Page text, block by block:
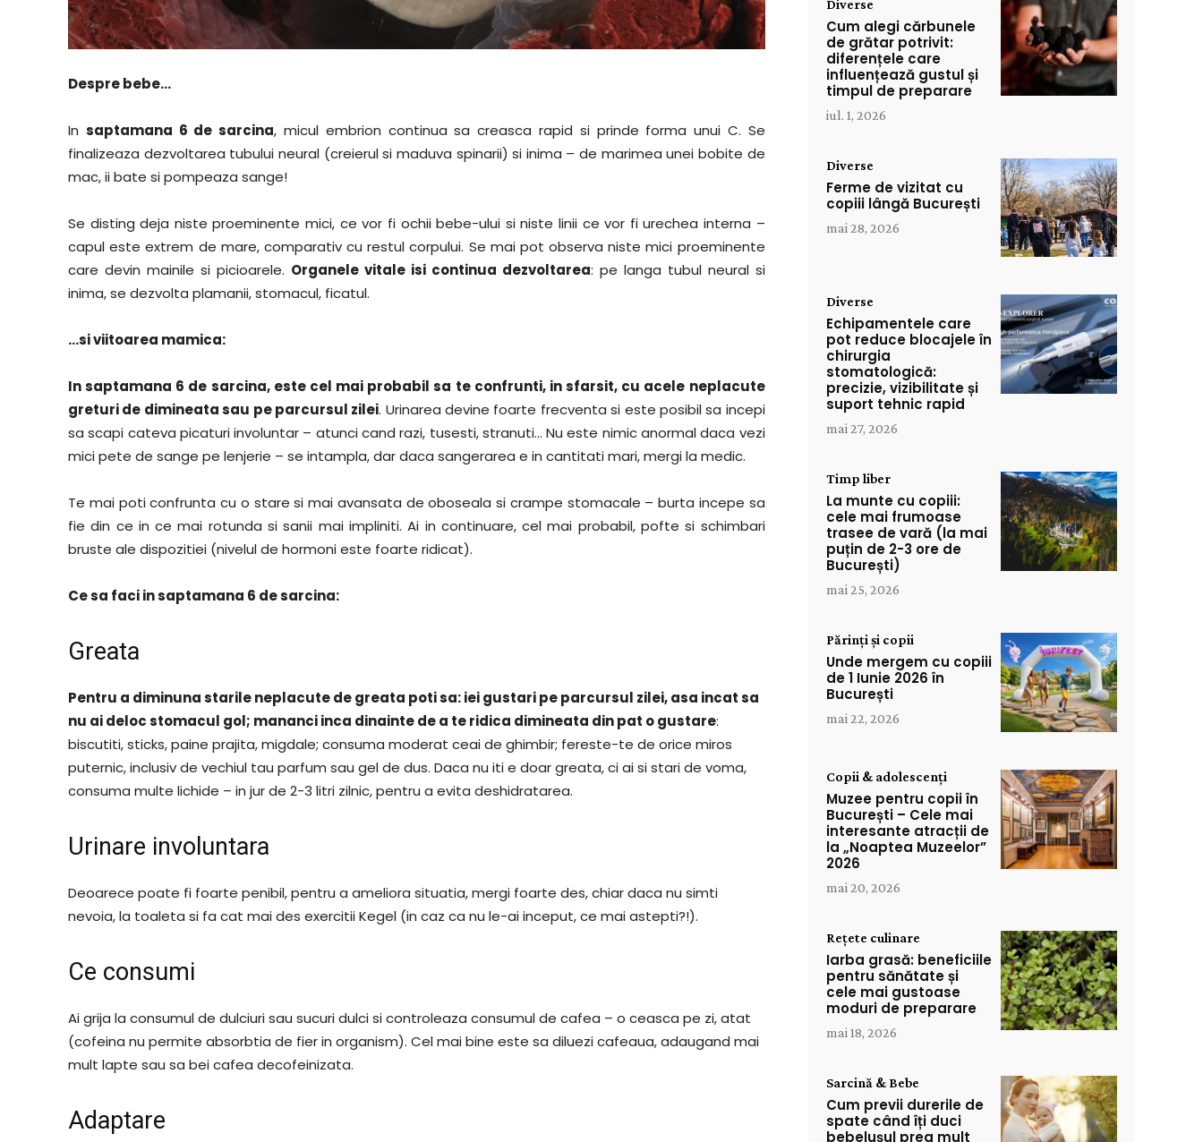
Despre bebe…
In saptamana 6 de sarcina, micul embrion continua sa creasca rapid si prinde forma unui C. Se
finalizeaza dezvoltarea tubului neural (creierul si maduva spinarii) si inima – de marimea unei bobite de
mac, ii bate si pompeaza sange!
Se disting deja niste proeminente mici, ce vor fi ochii bebe-ului si niste linii ce vor fi urechea interna –
capul este extrem de mare, comparativ cu restul corpului. Se mai pot observa niste mici proeminente
care devin mainile si picioarele. Organele vitale isi continua dezvoltarea: pe langa tubul neural si
inima, se dezvolta plamanii, stomacul, ficatul.
…si viitoarea mamica:
In saptamana 6 de sarcina, este cel mai probabil sa te confrunti, in sfarsit, cu acele neplacute
greturi de dimineata sau pe parcursul zilei. Urinarea devine foarte frecventa si este posibil sa incepi
sa scapi cateva picaturi involuntar – atunci cand razi, tusesti, stranuti… Nu este nimic anormal daca vezi
mici pete de sange pe lenjerie – se intampla, dar daca sangerarea e in cantitati mari, mergi la medic.
Te mai poti confrunta cu o stare si mai avansata de oboseala si crampe stomacale – burta incepe sa
fie din ce in ce mai rotunda si sanii mai impliniti. Ai in continuare, cel mai probabil, pofte si schimbari
bruste ale dispozitiei (nivelul de hormoni este foarte ridicat).
Ce sa faci in saptamana 6 de sarcina:
Greata
Pentru a diminuna starile neplacute de greata poti sa: iei gustari pe parcursul zilei, asa incat sa
nu ai deloc stomacul gol; mananci inca dinainte de a te ridica dimineata din pat o gustare:
biscutiti, sticks, paine prajita, migdale; consuma moderat ceai de ghimbir; fereste-te de orice miros
puternic, inclusiv de vechiul tau parfum sau gel de dus. Daca nu iti e doar greata, ci ai si stari de voma,
consuma multe lichide – in jur de 2-3 litri zilnic, pentru a evita deshidratarea.
Urinare involuntara
Deoarece poate fi foarte penibil, pentru a ameliora situatia, mergi foarte des, chiar daca nu simti
nevoia, la toaleta si fa cat mai des exercitii Kegel (in caz ca nu le-ai inceput, ce mai astepti?!).
Ce consumi
Ai grija la consumul de dulciuri sau sucuri dulci si controleaza consumul de cafea – o ceasca pe zi, atat
(cofeina nu permite absorbtia de fier in organism). Cel mai bine este sa diluezi cafeaua, adaugand mai
mult lapte sau sa bei cafea decofeinizata.
Adaptare
Diverse
Cum alegi cărbunele
de grătar potrivit:
diferențele care
influențează gustul și
timpul de preparare
iul. 1, 2026
Diverse
Ferme de vizitat cu
copiii lângă București
mai 28, 2026
Diverse
Echipamentele care
pot reduce blocajele în
chirurgia
stomatologică:
precizie, vizibilitate și
suport tehnic rapid
mai 27, 2026
Timp liber
La munte cu copiii:
cele mai frumoase
trasee de vară (la mai
puțin de 2-3 ore de
București)
mai 25, 2026
Părinți și copii
Unde mergem cu copiii
de 1 Iunie 2026 în
București
mai 22, 2026
Copii & adolescenți
Muzee pentru copii în
București – Cele mai
interesante atracții de
la „Noaptea Muzeelor”
2026
mai 20, 2026
Rețete culinare
Iarba grasă: beneficiile
pentru sănătate și
cele mai gustoase
moduri de preparare
mai 18, 2026
Sarcină & Bebe
Cum previi durerile de
spate când îți duci
bebelușul prea mult